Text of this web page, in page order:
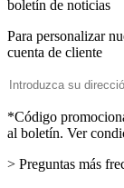
boletín de noticias
Para personalizar
cuenta de cliente
Dirección de email
*Código
al boletín. Ver
> Preguntas más